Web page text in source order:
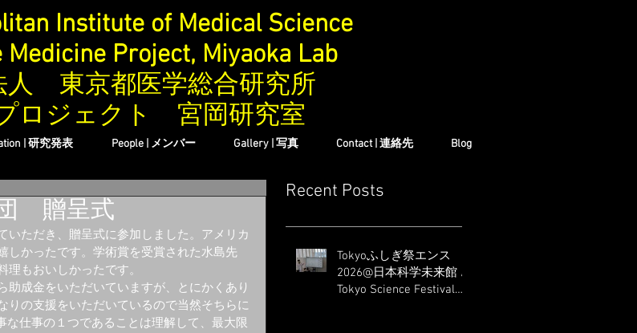
Institute of Medical Science
Medicine Project, Miyaoka Lab
人 東京都医学総合研究所
ロジェクト 宮岡研究室
| 研究発表 People | メンバー Gallery | 写真 Contact | 連絡先 Blog
贈呈式
ただき、贈呈式に参加しました。アメリカ
しかったです。学術賞を受賞された水島先
もおいしかったです。
成金をいただいていますが、とにかくあり
りの支援をいただいているので当然そちらに
な仕事の１つであることは理解して、最大限
Recent Posts
Tokyoふしぎ祭エンス
2026@日本科学未来館 /
Tokyo Science Festival